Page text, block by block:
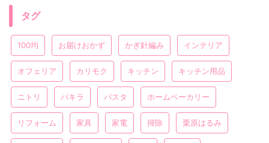
タグ
100均 お届けおかず かぎ針編み インテリア
オフェリア カリモク キッチン キッチン用品
ニトリ パキラ パスタ ホームベーカリー
リフォーム 家具 家電 掃除 栗原はるみ